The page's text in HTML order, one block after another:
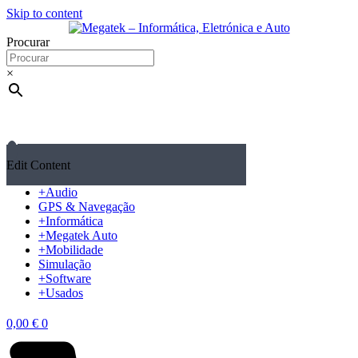
Skip to content
Procurar
×
Edit Content
+Audio
GPS & Navegação
+Informática
+Megatek Auto
+Mobilidade
Simulação
+Software
+Usados
0,00 € 0